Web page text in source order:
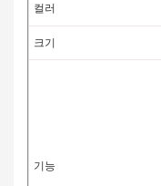
컬러
크기
기능